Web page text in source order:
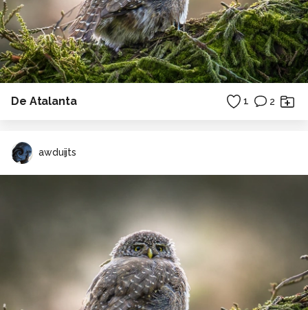
De Atalanta 1 2
awduijts